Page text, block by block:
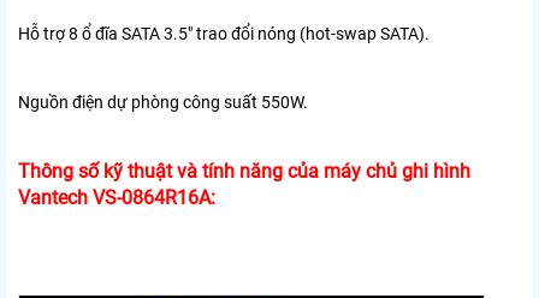
Hỗ trợ 8 ổ đĩa SATA 3.5" trao đổi nóng (hot-swap SATA).
Nguồn điện dự phòng công suất 550W.
Thông số kỹ thuật và tính năng của máy chủ ghi hình
Vantech VS-0864R16A: